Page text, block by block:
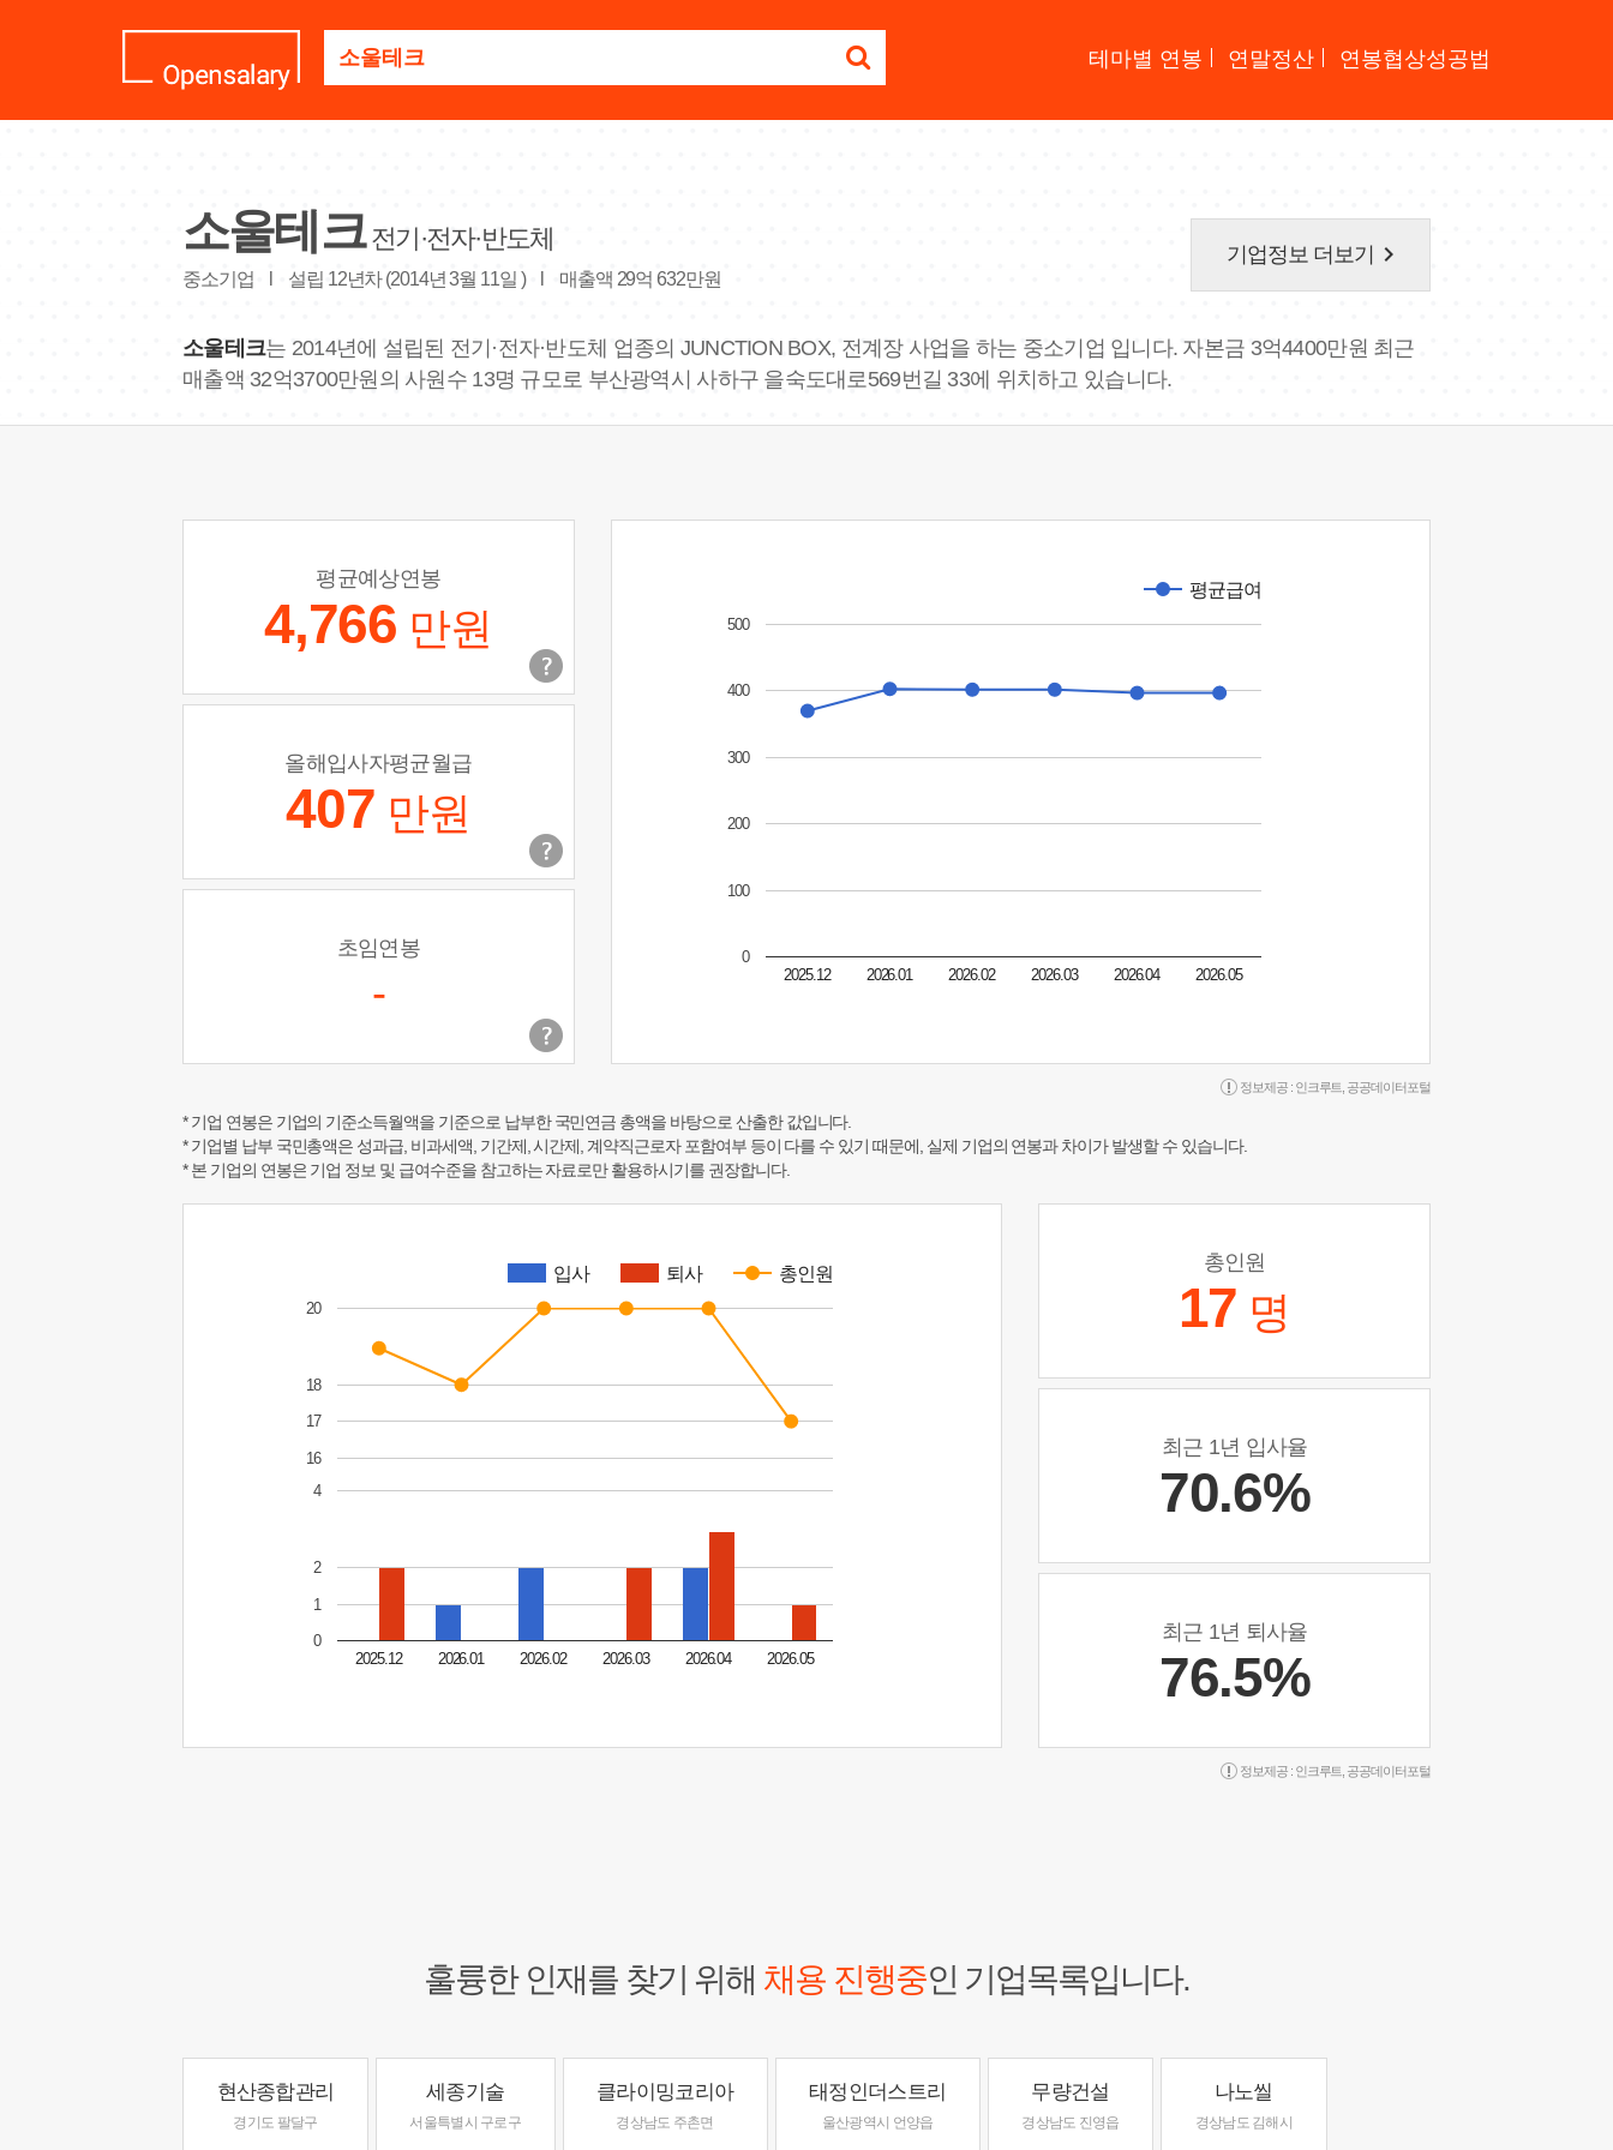
명
요
테마별 연봉 연말정산 연봉협상성공법
소울테크 전기·전자·반도체
중소기업 설립 12년차 (2014년 3월 11일 ) 매출액 29억 632만원
기업정보 더보기 keyboard_arrow_right
소울테크는 2014년에 설립된 전기·전자·반도체 업종의 JUNCTION BOX, 전계장 사업을 하는 중소기업 입니다. 자본금 3억4400만원 최근
매출액 32억3700만원의 사원수 13명 규모로 부산광역시 사하구 을숙도대로569번길 33에 위치하고 있습니다.
평균예상연봉
4,766 만원
올해입사자평균월급
407 만원
초임연봉
-
평균급여
2025.12 2026.01 2026.02 2026.03 2026.04 2026.05
0
100
200
300
400
500
정보제공 : 인크루트 공공데이터포털
* 기업 연봉은 기업의 기준소득월액을 기준으로 납부한 국민연금 총액을 바탕으로 산출한 값입니다.
* 기업별 납부 국민총액은 성과급, 비과세액, 기간제, 시간제, 계약직근로자 포함여부 등이 다를 수 있기 때문에, 실제 기업의 연봉과 차이가 발생할 수 있습니다.
* 본 기업의 연봉은 기업 정보 및 급여수준을 참고하는 자료로만 활용하시기를 권장합니다.
입사 퇴사 총인원
2025.12 2026.01 2026.02 2026.03 2026.04 2026.05
0
1
2
4
16
17
18
20
총인원
17 명
최근 1년 입사율
70.6%
최근 1년 퇴사율
76.5%
정보제공 : 인크루트 공공데이터포털
훌륭한 인재를 찾기 위해 채용 진행중인 기업목록입니다.
현산종합관리
경기도 팔달구
세종기술
서울특별시 구로구
클라이밍코리아
경상남도 주촌면
태정인더스트리
울산광역시 언양읍
무량건설
경상남도 진영읍
나노씰
경상남도 김해시